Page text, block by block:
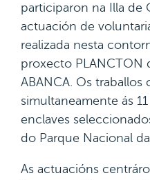
participaron na Illa de
actuación de
realizada nesta
proxecto PLANCTON
ABANCA. Os traballos
simultaneamente ás
enclaves
do Parque Nacional
As actuacións